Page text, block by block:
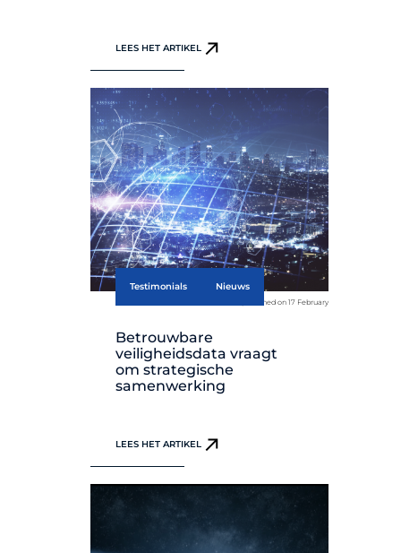
LEES HET ARTIKEL
Testimonials Nieuws
published on 17 February
Betrouwbare
veiligheidsdata vraagt
om strategische
samenwerking
LEES HET ARTIKEL